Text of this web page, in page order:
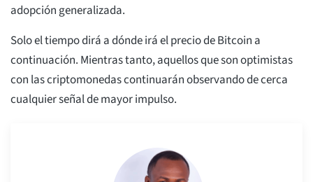
adopción generalizada.
Solo el tiempo dirá a dónde irá el precio de Bitcoin a
continuación. Mientras tanto, aquellos que son optimistas
con las criptomonedas continuarán observando de cerca
cualquier señal de mayor impulso.